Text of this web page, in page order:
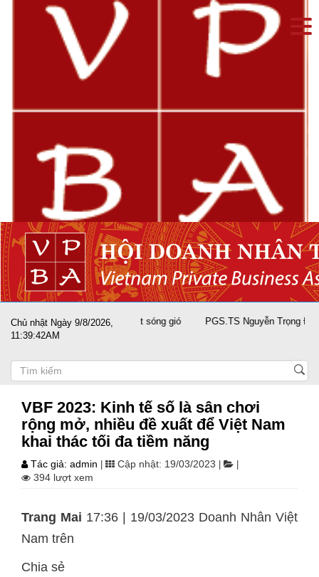
Chủ nhật Ngày 9/8/2026,
11:39:42AM
cùng doanh nghiệp vượt sóng gió PGS.TS Nguyễn Trọng Điều
VBF 2023: Kinh tế số là sân chơi
rộng mở, nhiều đề xuất để Việt Nam
khai thác tối đa tiềm năng
Tác giả: admin Cập nhật: 19/03/2023
394 lượt xem
Trang Mai 17:36 | 19/03/2023 Doanh Nhân Việt
Nam trên
Chia sẻ